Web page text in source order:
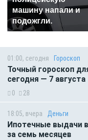
машину напали и
подожгли.
01:00, сегодня Гороскоп
Точный гороскоп
сегодня — 7 августа
0 28
18:05, вчера Деньги
Ипотечные выдачи
за семь месяцев